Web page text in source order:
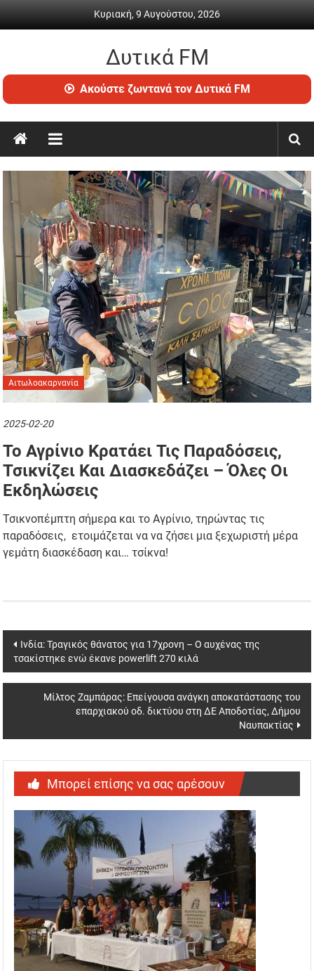
Κυριακή, 9 Αυγούστου, 2026
Δυτικά FM
Ραδιόφωνο
•
ενημέρωση
Ακούστε ζωντανά τον Δυτικά FM
Αιτωλοακαρνανία
2025-02-20
Το Αγρίνιο Κρατάει Τις Παραδόσεις,
Τσικνίζει Και Διασκεδάζει – Όλες Οι
Εκδηλώσεις
Τσικνοπέμπτη σήμερα και το Αγρίνιο, τηρώντας τις
παραδόσεις, ετοιμάζεται να να ζήσει μια ξεχωριστή μέρα
γεμάτη διασκέδαση και… τσίκνα!
Post
navigation
Ινδία: Τραγικός θάνατος για 17χρονη – O αυχένας της
τσακίστηκε ενώ έκανε powerlift 270 κιλά
Μίλτος Ζαμπάρας: Επείγουσα ανάγκη αποκατάστασης του
επαρχιακού οδ. δικτύου στη ΔΕ Αποδοτίας, Δήμου
Ναυπακτίας
Μπορεί επίσης να σας αρέσουν